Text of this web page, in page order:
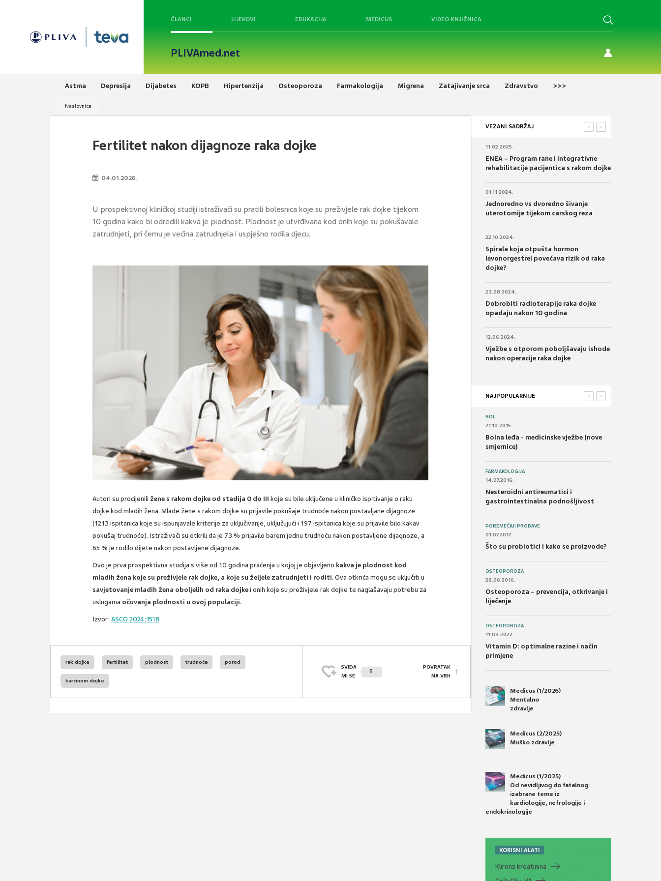
ČLANCI LIJEKOVI EDUKACIJA MEDICUS VIDEO KNJIŽNICA
PLIVAmed.net
Astma Depresija Dijabetes KOPB Hipertenzija Osteoporoza Farmakologija Migrena Zatajivanje srca Zdravstvo >>>
Naslovnica
Fertilitet nakon dijagnoze raka dojke
04.01.2026.
U prospektivnoj kliničkoj studiji istraživači su pratili bolesnica koje su preživjele rak dojke tijekom
10 godina kako bi odredili kakva je plodnost. Plodnost je utvrđivana kod onih koje su pokušavale
zatrudnjeti, pri čemu je većina zatrudnjela i uspješno rodila djecu.
Autori su procijenili žene s rakom dojke od stadija 0 do III koje su bile uključene u kliničko ispitivanje o raku
dojke kod mladih žena. Mlade žene s rakom dojke su prijavile pokušaje trudnoće nakon postavljane dijagnoze
(1213 ispitanica koje su ispunjavale kriterije za uključivanje, uključujući i 197 ispitanica koje su prijavile bilo kakav
pokušaj trudnoće). Istraživači su otkrili da je 73 % prijavilo barem jednu trudnoću nakon postavljene dijagnoze, a
65 % je rodilo dijete nakon postavljene dijagnoze.
Ovo je prva prospektivna studija s više od 10 godina praćenja u kojoj je objavljeno kakva je plodnost kod
mladih žena koje su preživjele rak dojke, a koje su željele zatrudnjeti i roditi. Ova otkrića mogu se uključiti u
savjetovanje mladih žena oboljelih od raka dojkei onih koje su preživjele rak dojke te naglašavaju potrebu za
uslugama očuvanja plodnosti u ovoj populaciji.
Izvor:ASCO 2024:1518
rak dojke fertilitet plodnost trudnoća porod
karcinom dojke
SVIĐA
MI SE
0
POVRATAK
NA VRH
VEZANI SADRŽAJ >
<
11.02.2025.
ENEA – Program rane i integrativne
rehabilitacije pacijentica s rakom dojke
01.11.2024.
Jednoredno vs dvoredno šivanje
uterotomije tijekom carskog reza
22.10.2024.
Spirala koja otpušta hormon
levonorgestrel povećava rizik od raka
dojke?
23.08.2024.
Dobrobiti radioterapije raka dojke
opadaju nakon 10 godina
12.06.2024.
Vježbe s otporom poboljšavaju ishode
nakon operacije raka dojke
NAJPOPULARNIJE >
<
BOL
21.10.2015.
Bolna leđa - medicinske vježbe (nove
smjernice)
FARMAKOLOGIJA
14.07.2016.
Nesteroidni antireumatici i
gastrointestinalna podnošljivost
POREMEĆAJI PROBAVE
01.07.2017.
Što su probiotici i kako se proizvode?
OSTEOPOROZA
28.06.2016.
Osteoporoza – prevencija, otkrivanje i
liječenje
OSTEOPOROZA
11.03.2022.
Vitamin D: optimalne razine i način
primjene
Medicus (1/2026)
Mentalno
zdravlje
Medicus (2/2025)
Muško zdravlje
Medicus (1/2025)
Od nevidljivog do fatalnog:
izabrane teme iz
kardiologije, nefrologije i
endokrinologije
KORISNI ALATI
Klirens kreatinina